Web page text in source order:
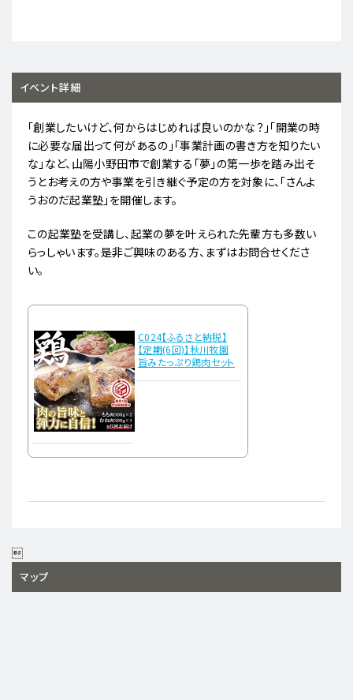
イベント詳細
「創業したいけど、何からはじめれば良いのかな？」「開業の時
に必要な届出って何があるの」「事業計画の書き方を知りたい
な」など、山陽小野田市で創業する「夢」の第一歩を踏み出そ
うとお考えの方や事業を引き継ぐ予定の方を対象に、「さんよ
うおのだ起業塾」を開催します。
この起業塾を受講し、起業の夢を叶えられた先輩方も多数い
らっしゃいます。是非ご興味のある方、まずはお問合せくださ
い。
C024【ふるさと納税】
【定期(6回)】秋川牧園
旨みたっぷり鶏肉セット

マップ